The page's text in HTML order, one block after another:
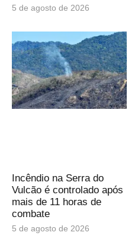
5 de agosto de 2026
Incêndio na Serra do
Vulcão é controlado após
mais de 11 horas de
combate
5 de agosto de 2026